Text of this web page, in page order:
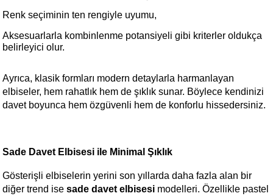
Renk seçiminin ten rengiyle uyumu,
Aksesuarlarla kombinlenme potansiyeli gibi kriterler oldukça
belirleyici olur.
Ayrıca, klasik formları modern detaylarla harmanlayan
elbiseler, hem rahatlık hem de şıklık sunar. Böylece kendinizi
davet boyunca hem özgüvenli hem de konforlu hissedersiniz.
Sade Davet Elbisesi ile Minimal Şıklık
Gösterişli elbiselerin yerini son yıllarda daha fazla alan bir
diğer trend ise sade davet elbisesi modelleri. Özellikle pastel